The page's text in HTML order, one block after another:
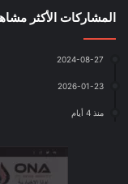
المشاركات الأكثر
2024-08-27
2026-01-23
منذ 4 أيام